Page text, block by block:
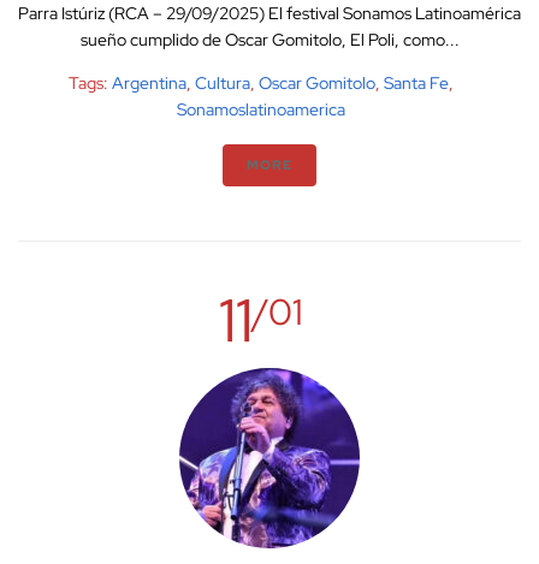
Parra Istúriz (RCA – 29/09/2025) El festival Sonamos Latinoamérica
sueño cumplido de Oscar Gomitolo, El Poli, como...
Tags: Argentina, Cultura, Oscar Gomitolo, Santa Fe,
Sonamoslatinoamerica
MORE
11/01